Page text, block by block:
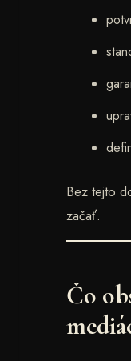
Bez tejto
začať.
Čo